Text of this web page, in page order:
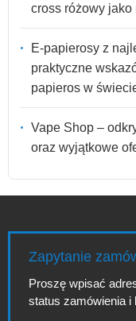
cross różowy
E-papierosy z
praktyczne
papieros w
Vape Shop –
oraz wyjątkowe
Zapytanie
Proszę wpisać
status zamówienia i